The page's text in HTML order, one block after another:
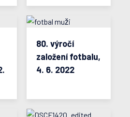
80. výročí
založení fotbalu,
4. 6. 2022